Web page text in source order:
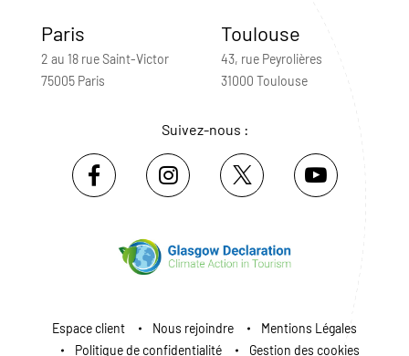
Paris
2 au 18 rue Saint-Victor
75005 Paris
Toulouse
43, rue Peyrolières
31000 Toulouse
Suivez-nous :
Espace client Nous rejoindre
Mentions Légales
Politique de confidentialité
Gestion des cookies